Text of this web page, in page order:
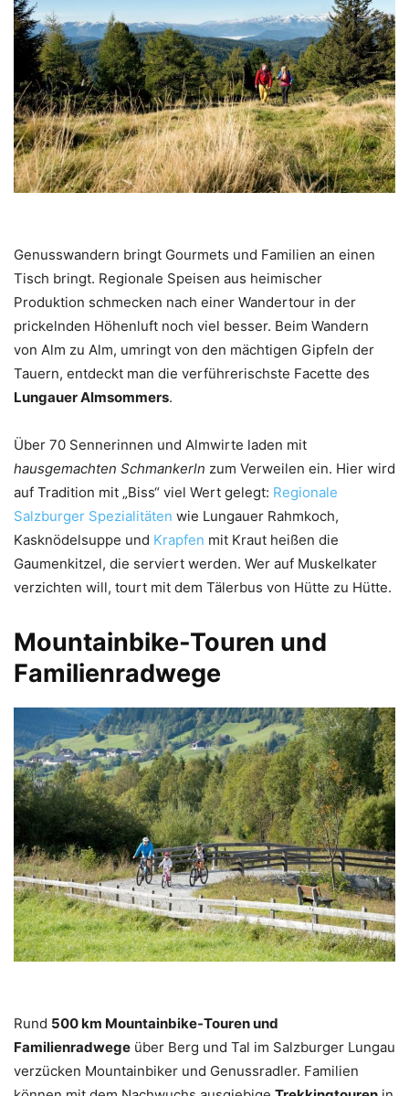
Genusswandern bringt Gourmets und Familien an einen
Tisch bringt. Regionale Speisen aus heimischer
Produktion schmecken nach einer Wandertour in der
prickelnden Höhenluft noch viel besser. Beim Wandern
von Alm zu Alm, umringt von den mächtigen Gipfeln der
Tauern, entdeckt man die verführerischste Facette des
Lungauer Almsommers.
Über 70 Sennerinnen und Almwirte laden mit
hausgemachten Schmankerln zum Verweilen ein. Hier wird
auf Tradition mit „Biss“ viel Wert gelegt: Regionale
Salzburger Spezialitäten wie Lungauer Rahmkoch,
Kasknödelsuppe und Krapfen mit Kraut heißen die
Gaumenkitzel, die serviert werden. Wer auf Muskelkater
verzichten will, tourt mit dem Tälerbus von Hütte zu Hütte.
Mountainbike-Touren und
Familienradwege
Rund 500 km Mountainbike-Touren und
Familienradwege über Berg und Tal im Salzburger Lungau
verzücken Mountainbiker und Genussradler. Familien